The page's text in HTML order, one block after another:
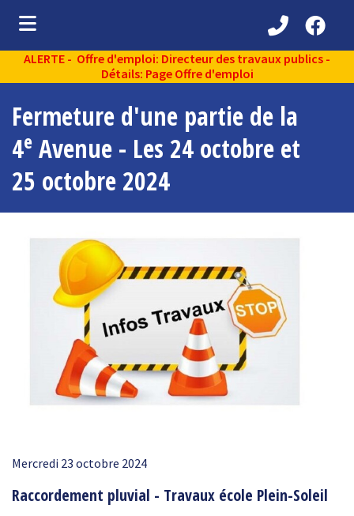
(Découvrir )
(Services aux citoyens )
(Partenaires )
(Loisirs et vie communautaire )
ALERTE - Offre d'emploi: Directeur des travaux publics -
Détails: Page Offre d'emploi
Fermeture d'une partie de la
4e Avenue - Les 24 octobre et
25 octobre 2024
Mercredi 23 octobre 2024
Raccordement pluvial - Travaux école Plein-Soleil